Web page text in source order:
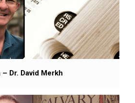
– Dr. David Merkh